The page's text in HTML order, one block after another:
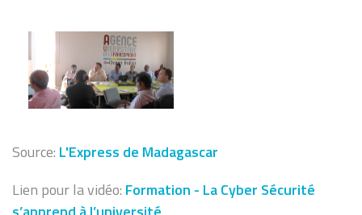
Source: L'Express de Madagascar
Lien pour la vidéo: Formation - La Cyber Sécurité